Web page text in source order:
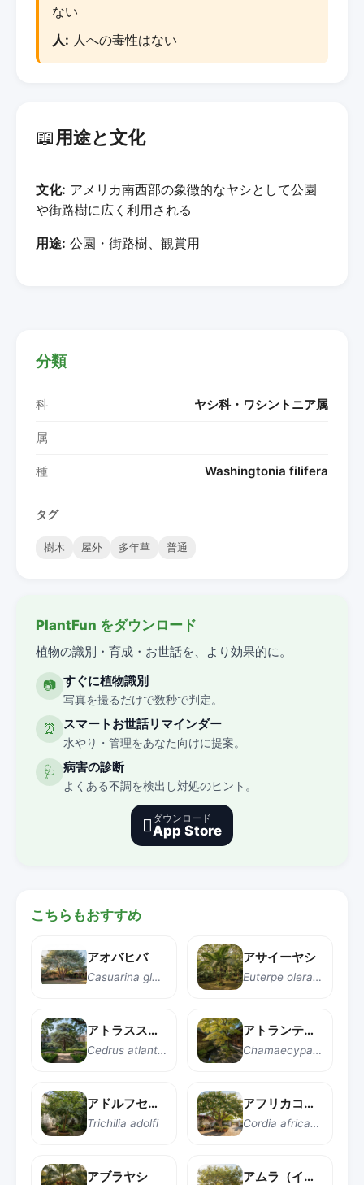
ない
人: 人への毒性はない
📖用途と文化
文化: アメリカ南西部の象徴的なヤシとして公園
や街路樹に広く利用される
用途: 公園・街路樹、観賞用
分類
科 ヤシ科・ワシントニア属
属
種 Washingtonia filifera
タグ
樹木 屋外 多年草 普通
PlantFun をダウンロード
植物の識別・育成・お世話を、より効果的に。
📷 すぐに植物識別
写真を撮るだけで数秒で判定。
⏰ スマートお世話リマインダー
水やり・管理をあなた向けに提案。
🩺 病害の診断
よくある不調を検出し対処のヒント。
 ダウンロード
App Store
こちらもおすすめ
アオバヒバ
Casuarina glauca
アサイーヤシ
Euterpe oleracea
アトラススギ（アトラスセドル）
Cedrus atlantica
アトランティックホワイトシダー
Chamaecyparis thyoides
アドルフセンジュ
Trichilia adolfi
アフリカコルディア
Cordia africana
アブラヤシ アムラ（インドグーズベリー）